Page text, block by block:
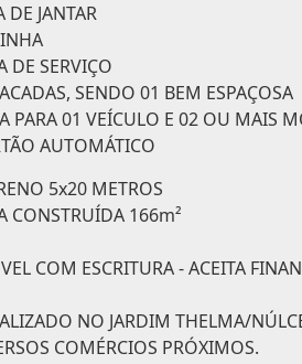
DE JANTAR
DE SERVIÇO
SENDO 01 BEM ESPAÇOSA
PARA 01 VEÍCULO E 02 OU MAIS
AUTOMÁTICO
5x20 METROS
CONSTRUÍDA 166m²
COM ESCRITURA - ACEITA
NO JARDIM THELMA/
COMÉRCIOS PRÓXIMOS.